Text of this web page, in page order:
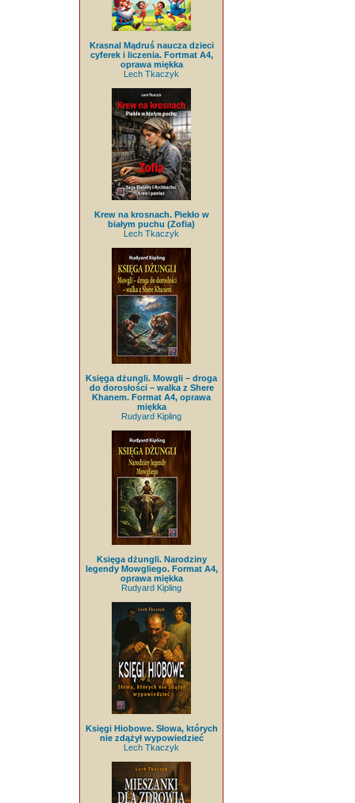
Krasnal Mądruś naucza dzieci
cyferek i liczenia. Fortmat A4,
oprawa miękka
Lech Tkaczyk
Krew na krosnach. Piekło w
białym puchu (Zofia)
Lech Tkaczyk
Księga dżungli. Mowgli – droga
do dorosłości – walka z Shere
Khanem. Format A4, oprawa
miękka
Rudyard Kipling
Księga dżungli. Narodziny
legendy Mowgliego. Format A4,
oprawa miękka
Rudyard Kipling
Księgi Hiobowe. Słowa, których
nie zdążył wypowiedzieć
Lech Tkaczyk